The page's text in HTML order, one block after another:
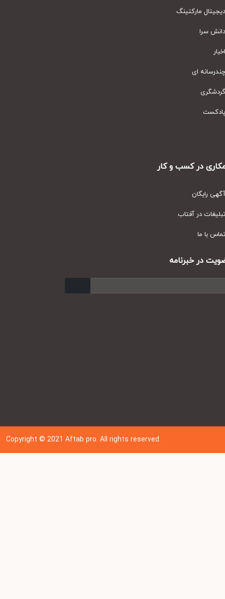
مارکتینگ
سرا
ای
در کسب و کار
رایگان
در آفتاب
با ما
در خبرنامه
Copyright © 202 1Aftab pro. All rights reserved.